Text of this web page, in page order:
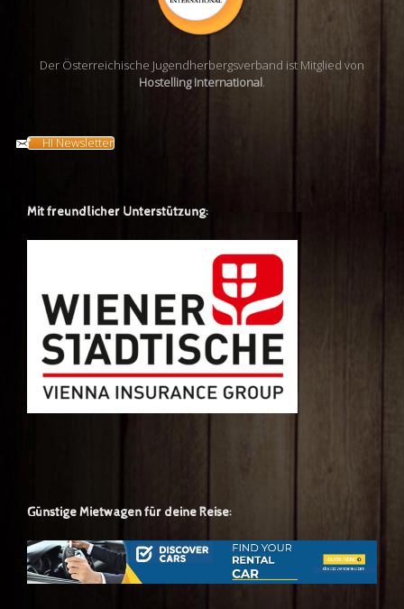
Der Österreichische Jugendherbergsverband ist Mitglied von
Hostelling International.
HI Newsletter
Mit freundlicher Unterstützung:
Günstige Mietwagen für deine Reise: